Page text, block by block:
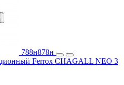
788н878н
Ferrox CHAGALL NEO 3